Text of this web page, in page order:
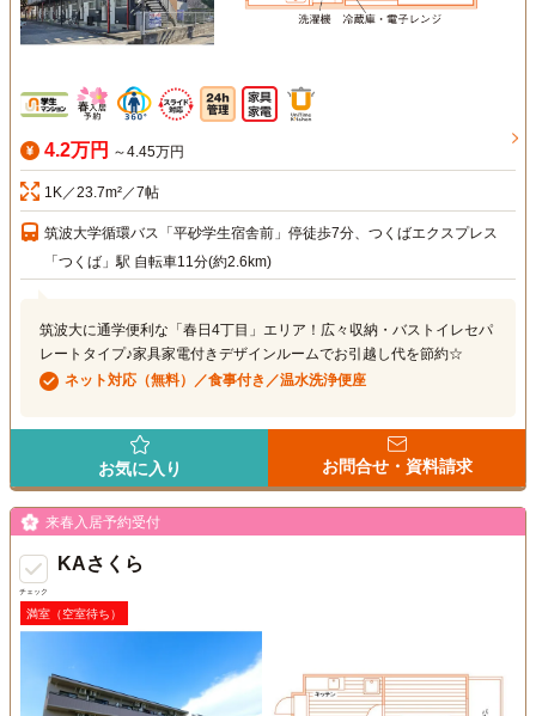
4.2万円 ～4.45万円
1K／23.7m²／7帖
筑波大学循環バス「平砂学生宿舎前」停徒歩7分、つくばエクスプレス
「つくば」駅 自転車11分(約2.6km)
筑波大に通学便利な「春日4丁目」エリア！広々収納・バストイレセパ
レートタイプ♪家具家電付きデザインルームでお引越し代を節約☆
ネット対応（無料）／食事付き／温水洗浄便座
お気に入り お問合せ・資料請求
チェック
来春入居予約受付
KAさくら
満室（空室待ち）